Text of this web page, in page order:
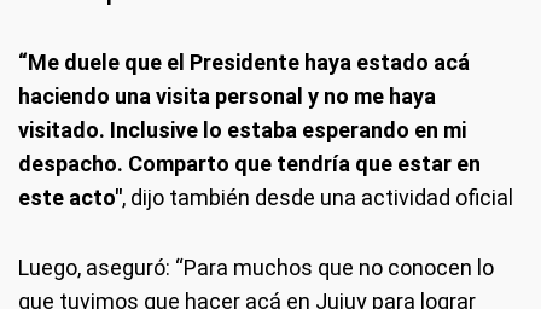
“Me duele que el Presidente haya estado acá
haciendo una visita personal y no me haya
visitado. Inclusive lo estaba esperando en mi
despacho. Comparto que tendría que estar en
este acto", dijo también desde una actividad oficial
Luego, aseguró: “Para muchos que no conocen lo
que tuvimos que hacer acá en Jujuy para lograr